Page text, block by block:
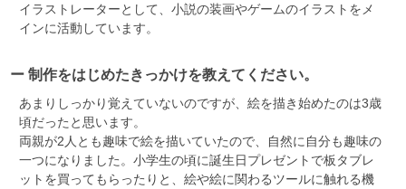
イラストレーターとして、小説の装画やゲームのイラストをメ
インに活動しています。
ー 制作をはじめたきっかけを教えてください。
あまりしっかり覚えていないのですが、絵を描き始めたのは3歳
頃だったと思います。
両親が2人とも趣味で絵を描いていたので、自然に自分も趣味の
一つになりました。小学生の頃に誕生日プレゼントで板タブレ
ットを買ってもらったりと、絵や絵に関わるツールに触れる機